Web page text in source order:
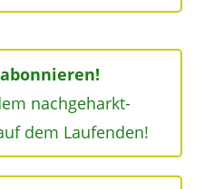
nachgeharkt-
dem Laufenden!